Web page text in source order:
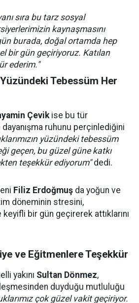
sıra bu tarz sosyal
kaynaşmasını
burada, doğal ortamda hep
bir gün geçiriyoruz. Katılan
ederim."
Yüzündeki Tebessüm Her
Çevikise bu tür
ruhunu perçinlediğini
yüzündeki tebessüm
geçen, bu güzel güne katkı
teşekkür ediyorum"dedi.
Filiz Erdoğmuş da yoğun ve
döneminin stresini,
bir gün geçirerek attıklarını
ve Eğitmenlere Teşekkür
yakını Sultan Dönmez,
duyduğu mutluluğu
çok güzel vakit geçiriyor.